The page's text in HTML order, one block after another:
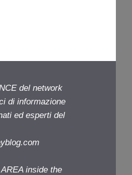
del network
di informazione
ed esperti del
inside the